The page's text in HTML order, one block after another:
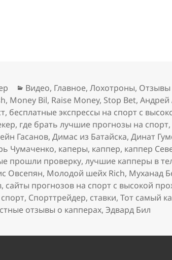
разоблачил капперов
Рубрики
Видео, Главное,Лохотроны, Отзывы
, Money Bil, Raise Money, Stop Bet,Андрей
, бесплатные экспрессы на спорт с
, где брать лучшие прогнозы на спорт,
Гасанов,Димас из Батайска,Динат
Чумаченко, каперы, каппер, каппер
прошли проверку,лучшие капперы в
Овсепян, Молодой шейх Rich, Муханад
, сайты прогнозов на спорт с высокой
спорт, Спорттрейдер, ставки,Тот самый
отзывы о капперах,Эдвард Бил